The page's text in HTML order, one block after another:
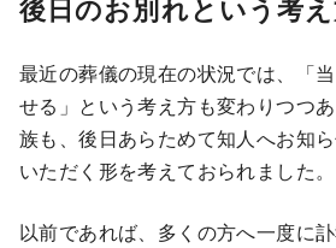
後日のお別れという考
最近の葬儀の現在の状況では、「
せる」という考え方も変わりつつ
族も、後日あらためて知人へお知
いただく形を考えておられました。
以前であれば、多くの方へ一度に